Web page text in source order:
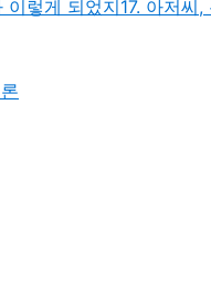
이렇게 되었지17. 아저씨